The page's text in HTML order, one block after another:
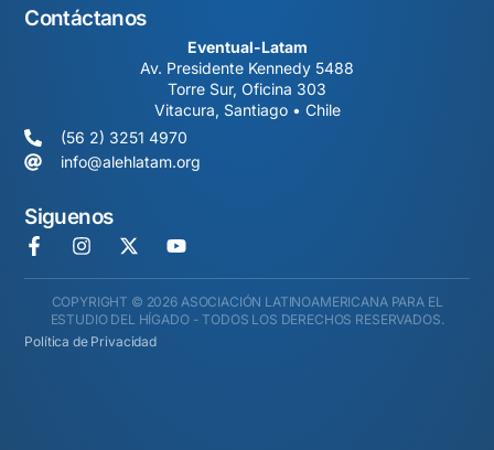
Contáctanos
Eventual-Latam
Av. Presidente Kennedy 5488
Torre Sur, Oficina 303
Vitacura, Santiago • Chile
(56 2) 3251 4970
info@alehlatam.org
Siguenos
COPYRIGHT © 2026 ASOCIACIÓN LATINOAMERICANA PARA EL
ESTUDIO DEL HÍGADO - TODOS LOS DERECHOS RESERVADOS.
Política de Privacidad